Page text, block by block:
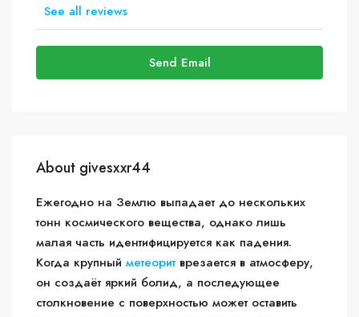
See all reviews
Send Email
About givesxxr44
Ежегодно на Землю выпадает до нескольких
тонн космического вещества, однако лишь
малая часть идентифицируется как падения.
Когда крупный метеорит врезается в атмосферу,
он создаёт яркий болид, а последующее
столкновение с поверхностью может оставить